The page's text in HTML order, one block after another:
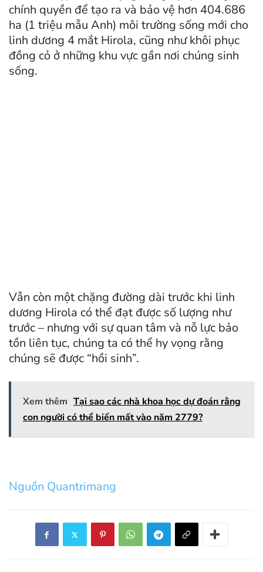
chính quyền để tạo ra và bảo vệ hơn 404.686
ha (1 triệu mẫu Anh) môi trường sống mới cho
linh dương 4 mắt Hirola, cũng như khôi phục
đồng cỏ ở những khu vực gần nơi chúng sinh
sống.
Vẫn còn một chặng đường dài trước khi linh
dương Hirola có thể đạt được số lượng như
trước – nhưng với sự quan tâm và nỗ lực bảo
tồn liên tục, chúng ta có thể hy vọng rằng
chúng sẽ được “hồi sinh”.
Xem thêm Tại sao các nhà khoa học dự đoán rằng
con người có thể biến mất vào năm 2779?
Nguồn Quantrimang